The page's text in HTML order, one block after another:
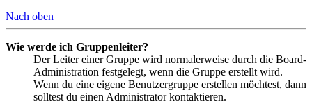
Nach oben
Wie werde ich Gruppenleiter?
Der Leiter einer Gruppe wird normalerweise durch die Board-
Administration festgelegt, wenn die Gruppe erstellt wird.
Wenn du eine eigene Benutzergruppe erstellen möchtest, dann
solltest du einen Administrator kontaktieren.